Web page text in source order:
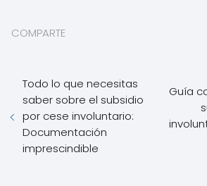
COMPARTE
Todo lo que necesitas
saber sobre el subsidio
por cese involuntario:
Documentación
imprescindible
Guía